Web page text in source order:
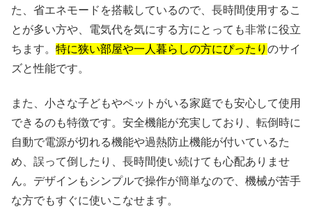
た、省エネモードを搭載しているので、長時間使用するこ
とが多い方や、電気代を気にする方にとっても非常に役立
ちます。 特に狭い部屋や一人暮らしの方にぴったり のサイ
ズと性能です。
また、小さな子どもやペットがいる家庭でも安心して使用
できるのも特徴です。安全機能が充実しており、転倒時に
自動で電源が切れる機能や過熱防止機能が付いているた
め、誤って倒したり、長時間使い続けても心配ありませ
ん。デザインもシンプルで操作が簡単なので、機械が苦手
な方でもすぐに使いこなせます。